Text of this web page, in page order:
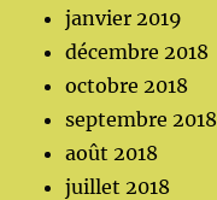
janvier 2019
décembre 2018
octobre 2018
septembre 2018
août 2018
juillet 2018